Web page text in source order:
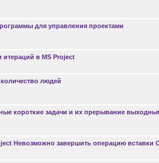
для управления проектами
в MS Project
людей
короткие задачи и их прерывание
Невозможно завершить операцию вставки